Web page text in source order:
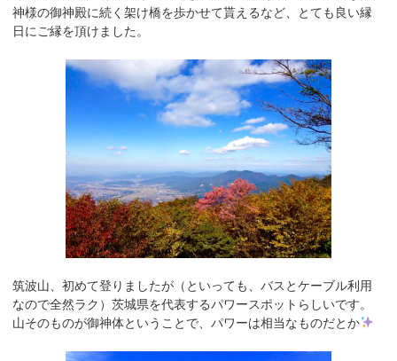
神様の御神殿に続く架け橋を歩かせて貰えるなど、とても良い縁
日にご縁を頂けました。
筑波山、初めて登りましたが（といっても、バスとケーブル利用
なので全然ラク）茨城県を代表するパワースポットらしいです。
山そのものが御神体ということで、パワーは相当なものだとか